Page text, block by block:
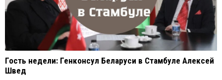
Гость недели: Генконсул Беларуси в Стамбуле Алексей
Швед